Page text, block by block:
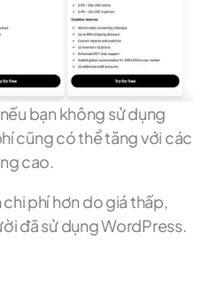
bạn không sử dụng
cũng có thể tăng với các
cao.
phí hơn do giá thấp,
đã sử dụng WordPress.